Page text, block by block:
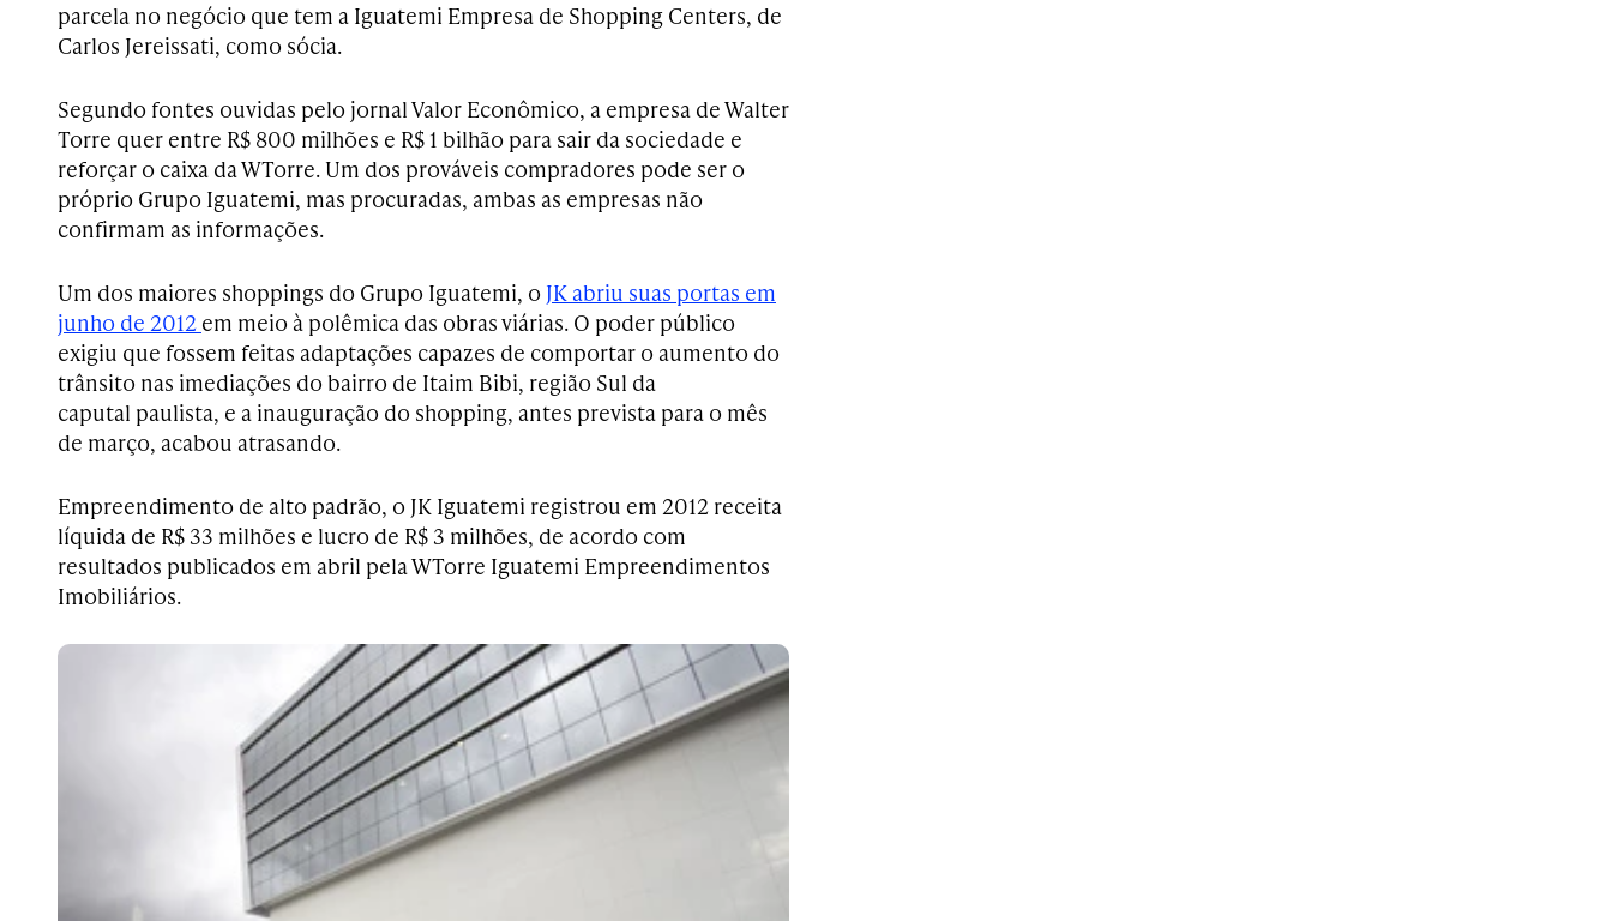
parcela no negócio que tem a Iguatemi Empresa de Shopping Centers, de
Carlos Jereissati, como sócia.
Segundo fontes ouvidas pelo jornal Valor Econômico, a empresa de Walter
Torre quer entre R$ 800 milhões e R$ 1 bilhão para sair da sociedade e
reforçar o caixa da WTorre. Um dos prováveis compradores pode ser o
próprio Grupo Iguatemi, mas procuradas, ambas as empresas não
confirmam as informações.
Um dos maiores shoppings do Grupo Iguatemi, o JK abriu suas portas em
junho de 2012 em meio à polêmica das obras viárias. O poder público
exigiu que fossem feitas adaptações capazes de comportar o aumento do
trânsito nas imediações do bairro de Itaim Bibi, região Sul da
caputal paulista, e a inauguração do shopping, antes prevista para o mês
de março, acabou atrasando.
Empreendimento de alto padrão, o JK Iguatemi registrou em 2012 receita
líquida de R$ 33 milhões e lucro de R$ 3 milhões, de acordo com
resultados publicados em abril pela WTorre Iguatemi Empreendimentos
Imobiliários.